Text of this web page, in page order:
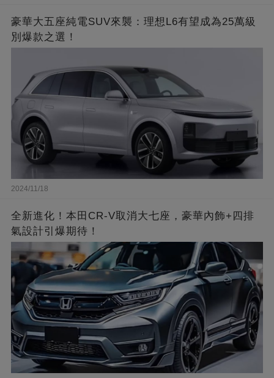
豪華大五座純電SUV來襲：理想L6有望成為25萬級
別爆款之選！
2024/11/18
全新進化！本田CR-V取消大七座，豪華內飾+四排
氣設計引爆期待！